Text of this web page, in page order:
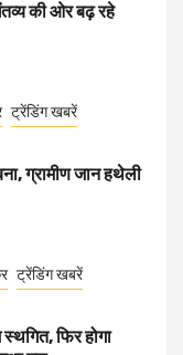
की ओर बढ़ रहे
ट्रेंडिंग खबरें
ग्रामीण जान हथेली
ट्रेंडिंग खबरें
फिर होगा